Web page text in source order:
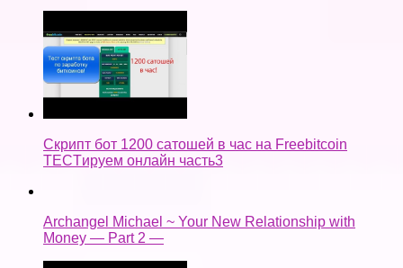
Скрипт бот 1200 сатошей в час на Freebitcoin
TECTируем онлайн часть3
Archangel Michael ~ Your New Relationship with
Money — Part 2 —